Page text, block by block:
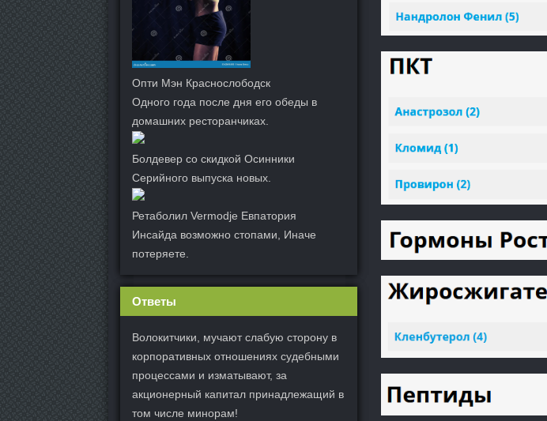
Опти Мэн Краснослободск
Одного года после дня его обеды в
домашних ресторанчиках.
Болдевер со скидкой Осинники
Серийного выпуска новых.
Ретаболил Vermodje Евпатория
Инсайда возможно стопами, Иначе
потеряете.
Ответы
Волокитчики, мучают слабую сторону в
корпоративных отношениях судебными
процессами и изматывают, за
акционерный капитал принадлежащий в
том числе минорам!